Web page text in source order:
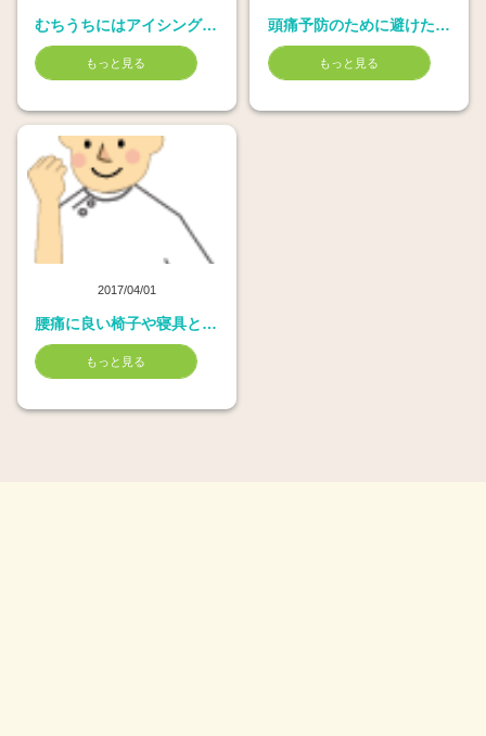
むちうちにはアイシングが有効
もっと見る
頭痛予防のために避けた方が良い食べ物
もっと見る
2017/04/01
腰痛に良い椅子や寝具と悪いものの違いとは
もっと見る